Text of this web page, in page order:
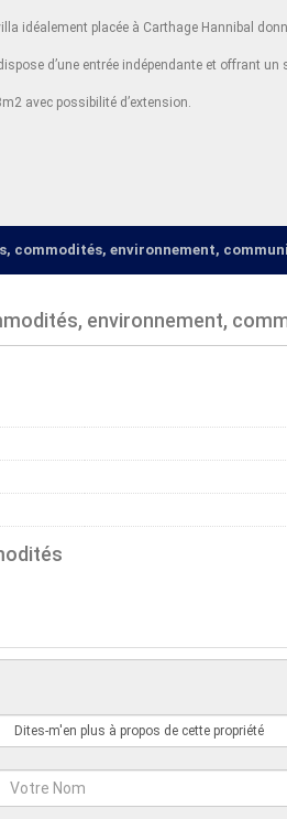
idéalement placée à Carthage Hannibal
d’une entrée indépendante et offrant
avec possibilité d’extension.
commodités, environnement,
environnement,